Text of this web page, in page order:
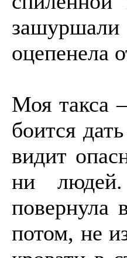
зашуршали
оцепенела
Моя такса
боится
видит
ни
повернула
потом, не